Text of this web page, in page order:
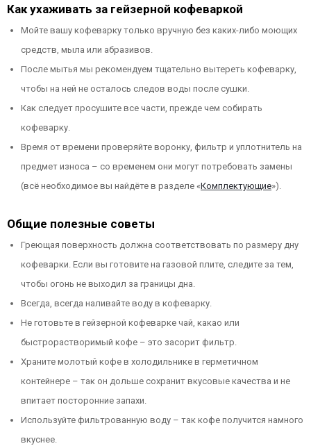
Как ухаживать за гейзерной кофеваркой
Мойте вашу кофеварку только вручную без каких-либо моющих
средств, мыла или абразивов.
После мытья мы рекомендуем тщательно вытереть кофеварку,
чтобы на ней не осталось следов воды после сушки.
Как следует просушите все части, прежде чем собирать
кофеварку.
Время от времени проверяйте воронку, фильтр и уплотнитель на
предмет износа – со временем они могут потребовать замены
(всё необходимое вы найдёте в разделе «Комплектующие»).
Общие полезные советы
Греющая поверхность должна соответствовать по размеру дну
кофеварки. Если вы готовите на газовой плите, следите за тем,
чтобы огонь не выходил за границы дна.
Всегда, всегда наливайте воду в кофеварку.
Не готовьте в гейзерной кофеварке чай, какао или
быстрорастворимый кофе – это засорит фильтр.
Храните молотый кофе в холодильнике в герметичном
контейнере – так он дольше сохранит вкусовые качества и не
впитает посторонние запахи.
Используйте фильтрованную воду – так кофе получится намного
вкуснее.